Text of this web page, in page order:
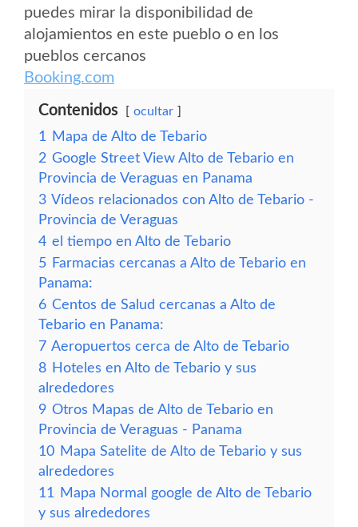
puedes mirar la disponibilidad de
alojamientos en este pueblo o en los
pueblos cercanos
Booking.com
Contenidos ocultar
1
Mapa de Alto de Tebario
2 Google Street View Alto de Tebario en
Provincia de Veraguas en Panama
3 Vídeos relacionados con Alto de Tebario -
Provincia de Veraguas
4 el tiempo en Alto de Tebario
5 Farmacias cercanas a Alto de Tebario en
Panama:
6 Centos de Salud cercanas a Alto de
Tebario en Panama:
7 Aeropuertos cerca de Alto de Tebario
8 Hoteles en Alto de Tebario y sus
alrededores
9 Otros Mapas de Alto de Tebario en
Provincia de Veraguas - Panama
10 Mapa Satelite de Alto de Tebario y sus
alrededores
11
Mapa Normal google de Alto de Tebario
y sus alrededores